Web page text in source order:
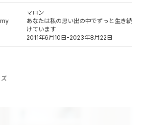
マロン
あなたは私の思い出の中でずっと生き続
けています
2011年6月10日-2023年8月22日